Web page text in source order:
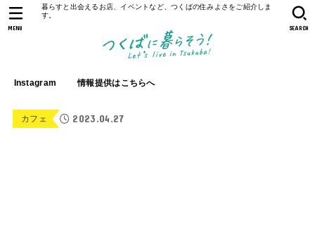
暮らすと出会えるお店、イベントなど、つくばの住みよさをご紹介しま
す。
Instagram 情報提供はこちらへ
SEARCH
MENU
カフェ 2023.04.27